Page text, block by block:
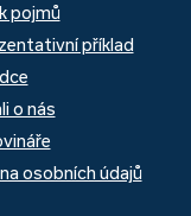
pojmů
příklad
o nás
osobních údajů